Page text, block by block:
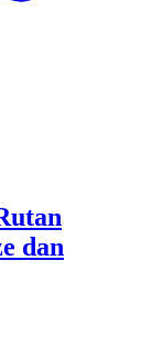
dan